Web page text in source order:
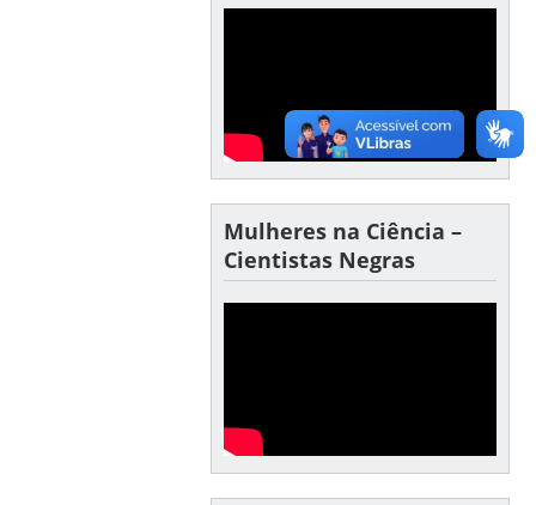
Mulheres na Ciência –
Cientistas Negras